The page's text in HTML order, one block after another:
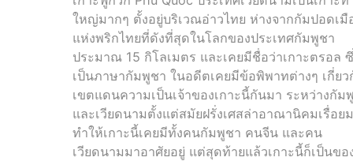
ใหญ่มากๆ ตั้งอยู่บริเวณอ่าวไทย ห่างจากกัมปอดเมื
แห่งพริกไทยที่ดังที่สุดในโลกของประเทศกัมพูชา
ประมาณ 15 กิโลเมตร และเคยมีชื่อว่าเกาะตรอล
เป็นภาษากัมพูชา ในอดีตเคยมีข้อพิพาทต่างๆ เกี่ยว
เขตแดนความเป็นเจ้าของเกาะนี้กันมา ระหว่างกัม
และเวียดนามตั้งแต่สมัยฝรั่งเศสล่าอาณานิคมเรื่อย
ทำให้เกาะนี้เคยมีทั้งคนกัมพูชา คนจีน และคน
เวียดนามมาอาศัยอยู่ แต่สุดท้ายแล้วเกาะนี้ก็เป็นขอ